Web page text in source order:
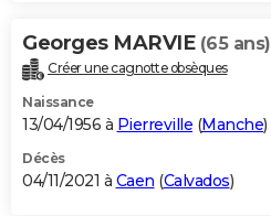
Georges MARVIE (65 ans)
Créer une cagnotte obsèques
Naissance
13/04/1956 à Pierreville (Manche)
Décès
04/11/2021 à Caen (Calvados)